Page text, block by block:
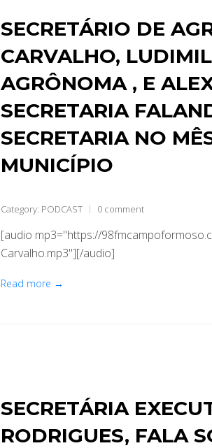
SECRETÁRIO DE
CARVALHO,
AGRÔNOMA , E
SECRETARIA
SECRETARIA NO
MUNICÍPIO
Category: PODCAST 0 comment
[audio mp3="https://
Carvalho.mp3"][/audio]
Read more →
SECRETÁRIA
RODRIGUES, FALA